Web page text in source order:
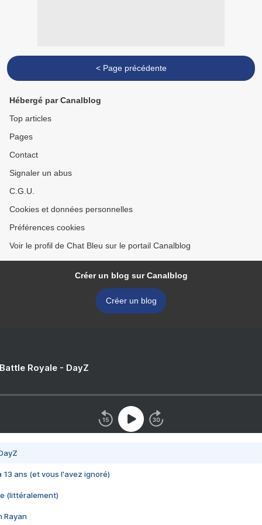
< Page précédente
Hébergé par Canalblog
Top articles
Pages
Contact
Signaler un abus
C.G.U.
Cookies et données personnelles
Préférences cookies
Voir le profil de Chat Bleu sur le portail Canalblog
Créer un blog sur Canalblog
Créer un blog
Royale - DayZ
13 ans (et vous l'avez ignoré)
(littéralement)
Rayan